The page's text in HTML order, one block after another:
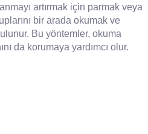
artırmak için parmak veya
bir arada okumak ve
Bu yöntemler, okuma
da korumaya yardımcı olur.